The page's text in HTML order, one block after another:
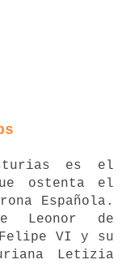
es el
ostenta el
Española.
Leonor de
VI y su
Letizia